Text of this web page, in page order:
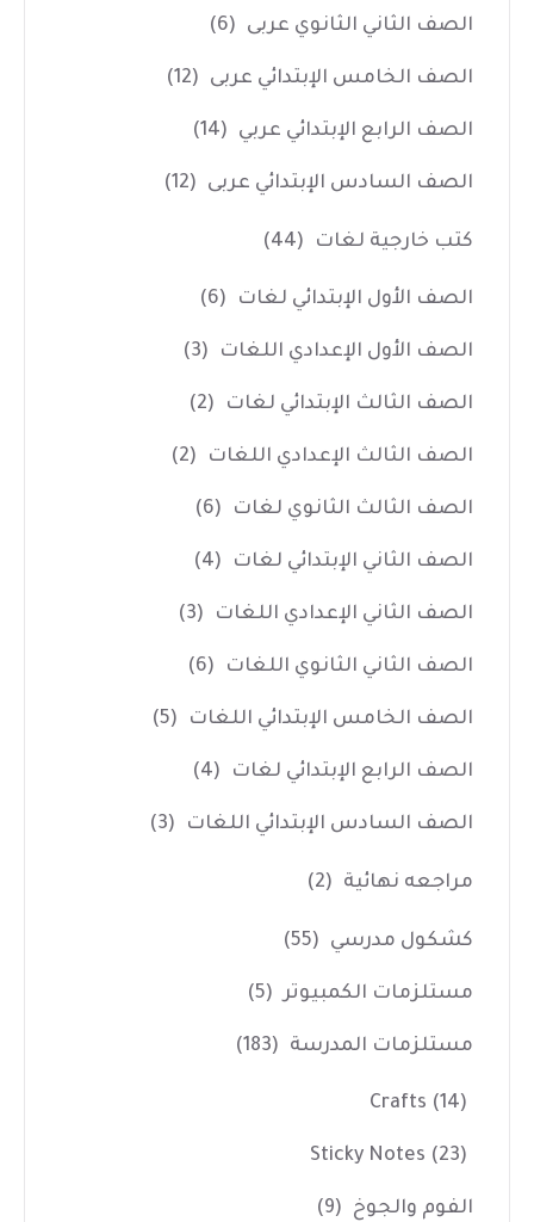
الصف الثاني الثانوي عربى (6)
الصف الخامس الإبتدائي عربى (12)
الصف الرابع الإبتدائي عربي (14)
الصف السادس الإبتدائي عربى (12)
كتب خارجية لغات (44)
الصف الأول الإبتدائي لغات (6)
الصف الأول الإعدادي اللغات (3)
الصف الثالث الإبتدائي لغات (2)
الصف الثالث الإعدادي اللغات (2)
الصف الثالث الثانوي لغات (6)
الصف الثاني الإبتدائي لغات (4)
الصف الثاني الإعدادي اللغات (3)
الصف الثاني الثانوي اللغات (6)
الصف الخامس الإبتدائي اللغات (5)
الصف الرابع الإبتدائي لغات (4)
الصف السادس الإبتدائي اللغات (3)
مراجعه نهائية (2)
كشكول مدرسي (55)
مستلزمات الكمبيوتر (5)
مستلزمات المدرسة (183)
Crafts (14)
Sticky Notes (23)
الفوم والجوخ (9)